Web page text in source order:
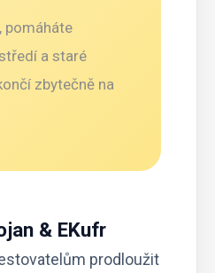
pomáháte
a staré
zbytečně na
& EKufr
prodloužit